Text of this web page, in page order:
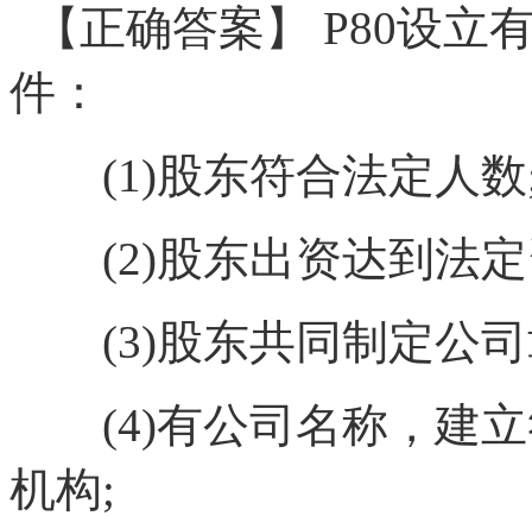
【正确答案】 P80设立
件：
(1)股东符合法定人
(2)股东出资达到法定
(3)股东共同制定公司
(4)有公司名称，建立
机构;